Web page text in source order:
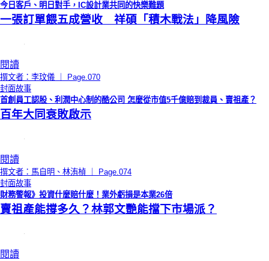
今日客戶、明日對手，IC設計業共同的快樂難題
一張訂單餵五成營收 祥碩「積木戰法」降風險
閱讀
撰文者：李玟儀 ｜ Page.070
封面故事
首創員工認股、利潤中心制的酷公司 怎麼從市值5千億賠到裁員、賣祖產？
百年大同衰敗啟示
閱讀
撰文者：馬自明、林洧楨 ｜ Page.074
封面故事
財務警報》投資什麼賠什麼！業外虧損是本業26倍
賣祖產能撐多久？林郭文艷能擋下市場派？
閱讀